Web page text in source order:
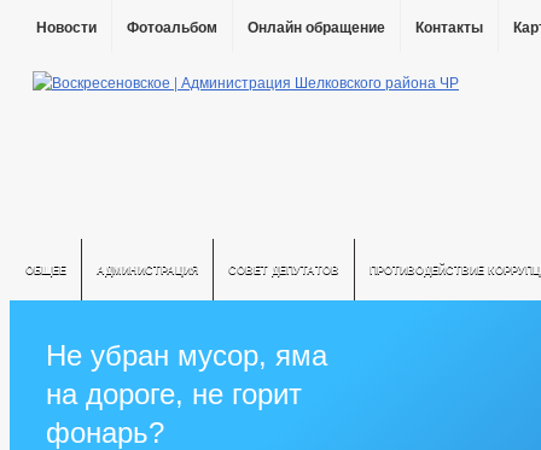
Новости Фотоальбом Онлайн обращение Контакты
ОБЩЕЕ АДМИНИСТРАЦИЯ СОВЕТ ДЕПУТАТОВ ПРОТИВОДЕЙСТВИЕ
Не убран мусор, яма
на дороге, не горит
фонарь?